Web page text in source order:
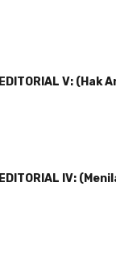
EDITORIAL V: (Hak
EDITORIAL IV: